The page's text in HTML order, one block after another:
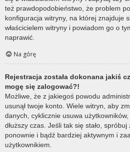
też prawdopodobieństwo, że problem
konfiguracja witryny, na której znajduje
właścicielem witryny i powiadom go o
naprawić.
Na górę
Rejestracja została dokonana jakiś
mogę się zalogować?!
Możliwe, że z jakiegoś powodu
usunął twoje konto. Wiele witryn, aby
danych, cyklicznie usuwa
dłuższy czas. Jeśli tak się stało,
ponownie i bądź bardziej aktywnym i
użytkownikiem.